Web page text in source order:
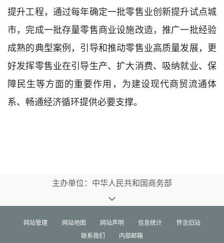
提升工程， 通过每年确定一批零售业创新提升试点城
市，完成一批存量零售商业设施改造，推广一批经验
成熟的典型案例，引导和推动零售业高质量发展，更
好发挥零售业在引导生产、扩大消费、吸纳就业、保
障民生等方面的重要作用，为建设现代商贸流通体
系、畅通经济循环提供必要支撑。
主办单位：中华人民共和国商务部
网站管理 网站地图 网站声明 信息统计
怀念旧站
联系我们
内部邮箱